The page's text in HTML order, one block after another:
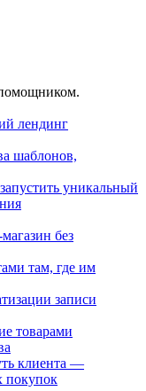
лендинг
шаблонов,
уникальный
без
там, где им
записи
товарами
клиента —
покупок